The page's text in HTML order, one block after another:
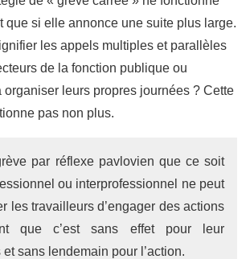
que si elle annonce une suite plus large.
les appels multiples et parallèles
de la fonction publique ou
organiser leurs propres journées ? Cette
pas non plus.
par réflexe pavlovien que ce soit
ou interprofessionnel ne peut
les travailleurs d’engager des actions
que c’est sans effet pour leur
sans lendemain pour l’action.